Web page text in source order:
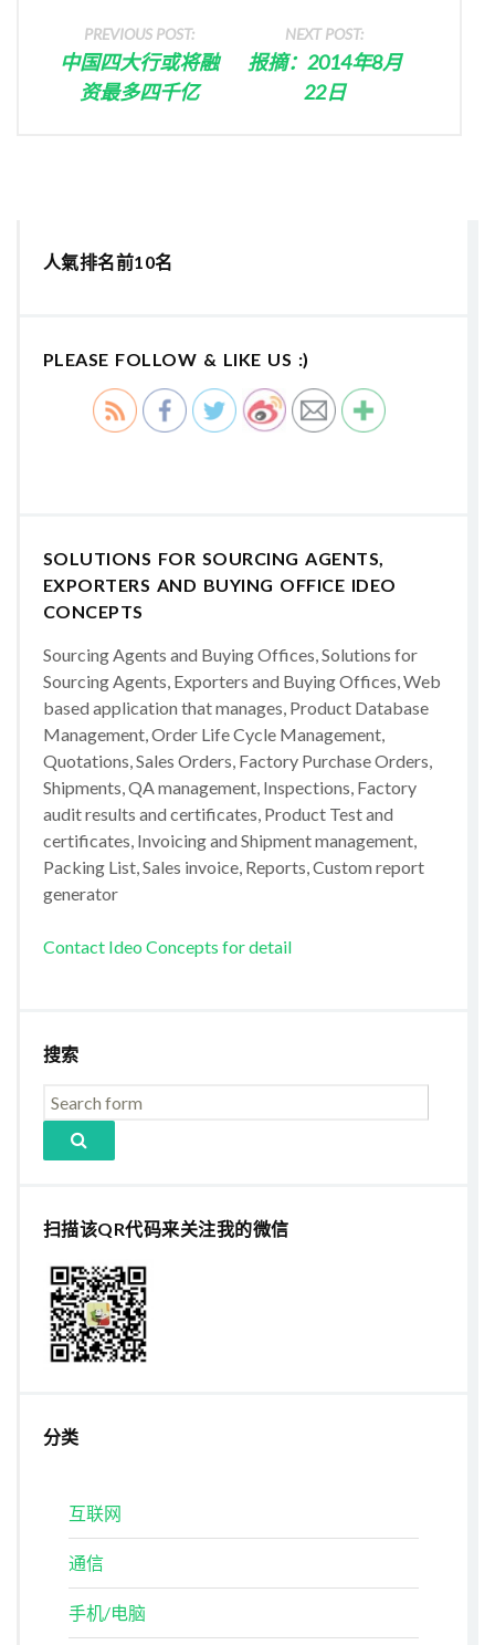
PREVIOUS POST:
中国四大行或将融
资最多四千亿
NEXT POST:
报摘：2014年8月
22日
人氣排名前10名
PLEASE FOLLOW & LIKE US :)
SOLUTIONS FOR SOURCING AGENTS,
EXPORTERS AND BUYING OFFICE IDEO
CONCEPTS
Sourcing Agents and Buying Offices, Solutions for
Sourcing Agents, Exporters and Buying Offices, Web
based application that manages, Product Database
Management, Order Life Cycle Management,
Quotations, Sales Orders, Factory Purchase Orders,
Shipments, QA management, Inspections, Factory
audit results and certificates, Product Test and
certificates, Invoicing and Shipment management,
Packing List, Sales invoice, Reports, Custom report
generator
Contact Ideo Concepts for detail
搜索
扫描该QR代码来关注我的微信
分类
互联网
通信
手机/电脑